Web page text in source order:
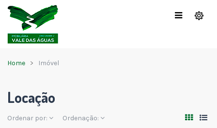
Home Imóvel
Locação
Ordenar por: Ordenação: